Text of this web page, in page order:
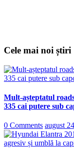
Cele mai noi știri
Mult-așteptatul
335 cai putere sub
0 Comments august